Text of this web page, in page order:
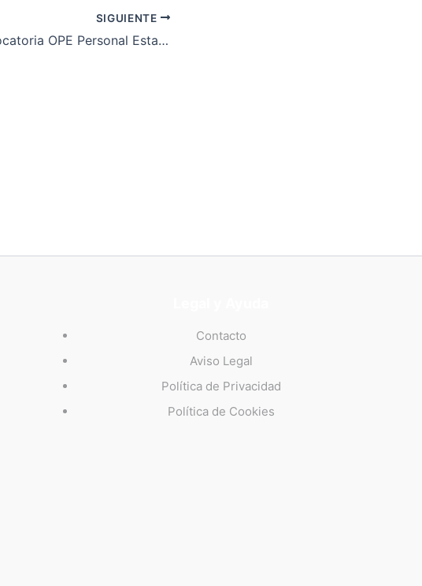
SIGUIENTE
Convocatoria OPE Personal Estatutario Pediatras Atención Primaria
Contacto
Aviso Legal
Política de Privacidad
Política de Cookies